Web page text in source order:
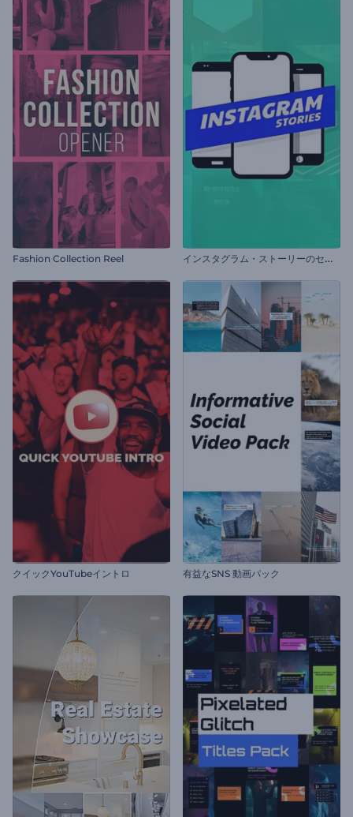
Fashion Collection Reel イ
ンスタグラム・ストーリーのセット
クイックYouTubeイントロ 有益なSNS 動画パック